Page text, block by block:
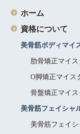
ホーム
資格について
美骨筋ボディマイ
肋骨矯正マイス
O脚矯正マイス
骨盤矯正マイス
美骨筋フェイシャ
美骨筋フェイシ